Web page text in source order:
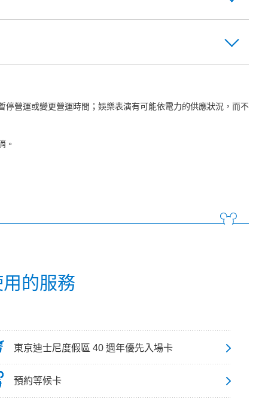
營運或變更營運時間；娛樂表演有可能依電力的供應狀況，而不
。
的服務
東京迪士尼度假區 40 週年優先入場卡
預約等候卡